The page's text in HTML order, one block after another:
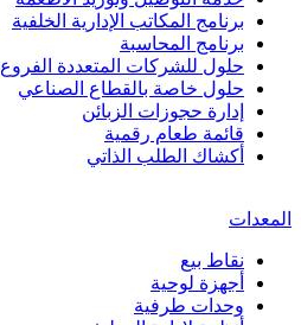
برنامج المكاتب الإدارية الخلفية
برنامج المحاسبة
حلول للشركات المتعددة الفروع
حلول خاصة بالقطاع الصناعي
إدارة حجوزات الزبائن
قائمة طعام رقمية
أكشاك الطلب الذاتي
المعدات
نقاط بيع
أجهزة لوحية
وحدات طرفية